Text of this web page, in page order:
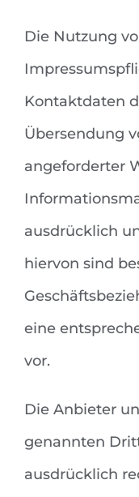
Die Nutzung
Kontaktdaten
Übersendung
angeforderter
ausdrücklich
hiervon sind
eine
vor.
Die Anbieter
genannten
ausdrücklich